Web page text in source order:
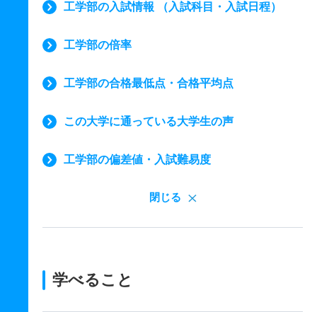
工学部の入試情報 （入試科目・入試日程）
工学部の倍率
工学部の合格最低点・合格平均点
この大学に通っている大学生の声
工学部の偏差値・入試難易度
閉じる
学べること